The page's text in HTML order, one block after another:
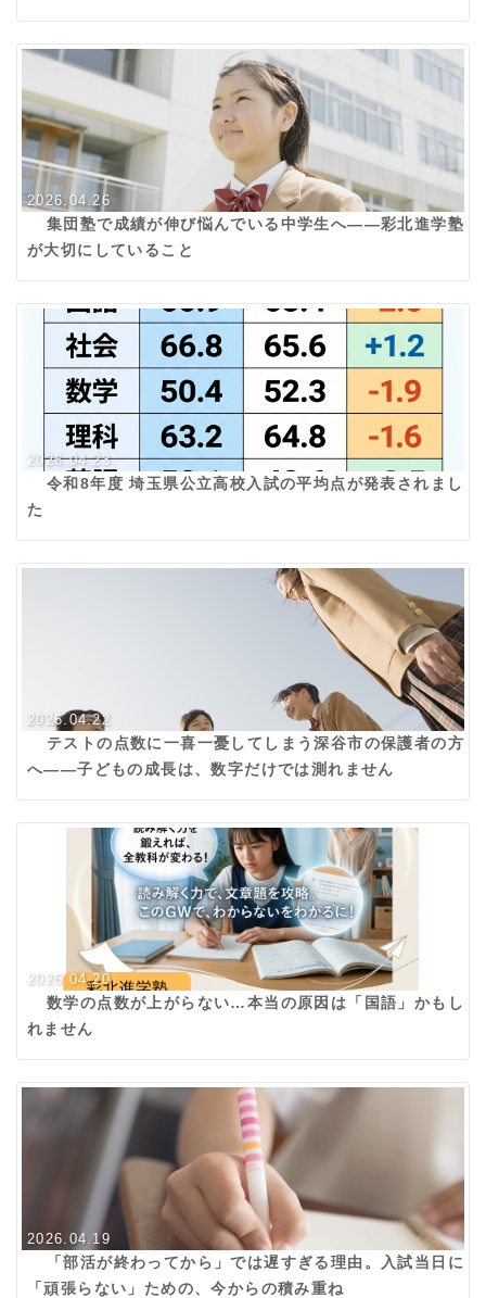
2026.04.26
集団塾で成績が伸び悩んでいる中学生へ——彩北進学塾
が大切にしていること
2026.04.23
令和8年度 埼玉県公立高校入試の平均点が発表されまし
た
2026.04.22
テストの点数に一喜一憂してしまう深谷市の保護者の方
へ——子どもの成長は、数字だけでは測れません
2026.04.20
数学の点数が上がらない…本当の原因は「国語」かもし
れません
2026.04.19
「部活が終わってから」では遅すぎる理由。入試当日に
「頑張らない」ための、今からの積み重ね